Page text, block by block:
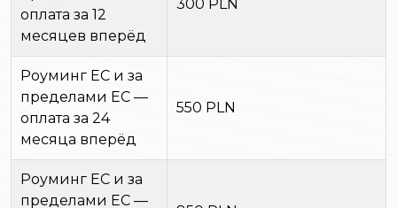
оплата за 12
месяцев вперёд
300 PLN
Роуминг ЕС и за
пределами ЕС —
оплата за 24
месяца вперёд
550 PLN
Роуминг ЕС и за
пределами ЕС —